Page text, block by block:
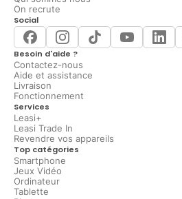
On recrute
Social
Besoin d'aide ?
Contactez-nous
Aide et assistance
Livraison
Fonctionnement
Services
Leasi+
Leasi Trade In
Revendre vos appareils
Top catégories
Smartphone
Jeux Vidéo
Ordinateur
Tablette